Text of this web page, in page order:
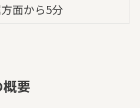
方面から5分
要